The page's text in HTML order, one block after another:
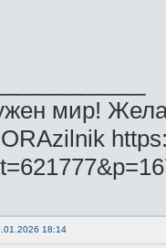
мир!
18:14